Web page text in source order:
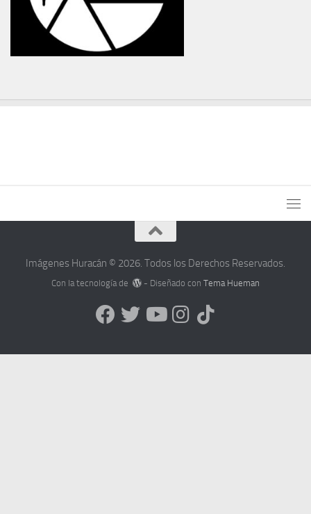
Imágenes Huracán © 2026. Todos los Derechos Reservados.
Con la tecnología de - Diseñado conTema Hueman